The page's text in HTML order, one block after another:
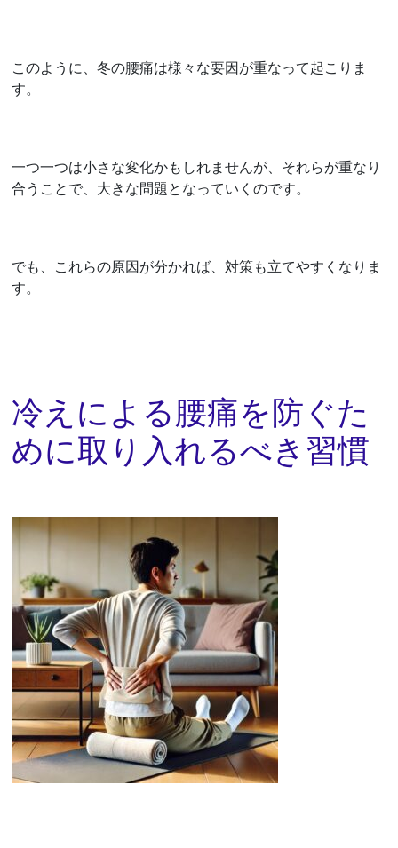
このように、冬の腰痛は様々な要因が重なって起こりま
す。
一つ一つは小さな変化かもしれませんが、それらが重なり
合うことで、大きな問題となっていくのです。
でも、これらの原因が分かれば、対策も立てやすくなりま
す。
冷えによる腰痛を防ぐた
めに取り入れるべき習慣